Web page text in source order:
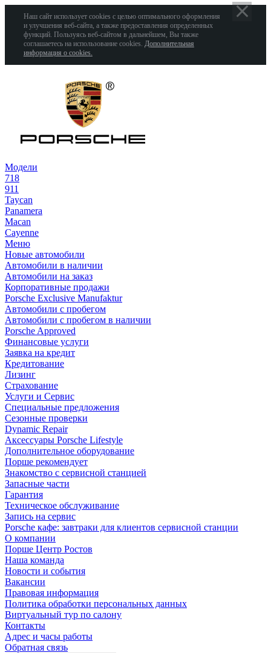
Наш сайт использует cookies с целью оптимального оформления
и улучшения веб-сайта, а также предоставления определенных
функций. Пользуясь веб-сайтом в дальнейшем, Вы также
соглашаетесь на использование cookies. Дополнительная
информация о cookies.
Модели
718
911
Taycan
Panamera
Macan
Cayenne
Меню
Новые автомобили
Автомобили в наличии
Автомобили на заказ
Корпоративные продажи
Porsche Exclusive Manufaktur
Автомобили с пробегом
Автомобили с пробегом в наличии
Porsche Approved
Финансовые услуги
Заявка на кредит
Кредитование
Лизинг
Страхование
Услуги и Сервис
Специальные предложения
Сезонные проверки
Dynamic Repair
Аксессуары Porsche Lifestyle
Дополнительное оборудование
Порше рекомендует
Знакомство с сервисной станцией
Запасные части
Гарантия
Техническое обслуживание
Запись на сервис
Porsche кафе: завтраки для клиентов сервисной станции
О компании
Порше Центр Ростов
Наша команда
Новости и события
Вакансии
Правовая информация
Политика обработки персональных данных
Виртуальный тур по салону
Контакты
Адрес и часы работы
Обратная связь